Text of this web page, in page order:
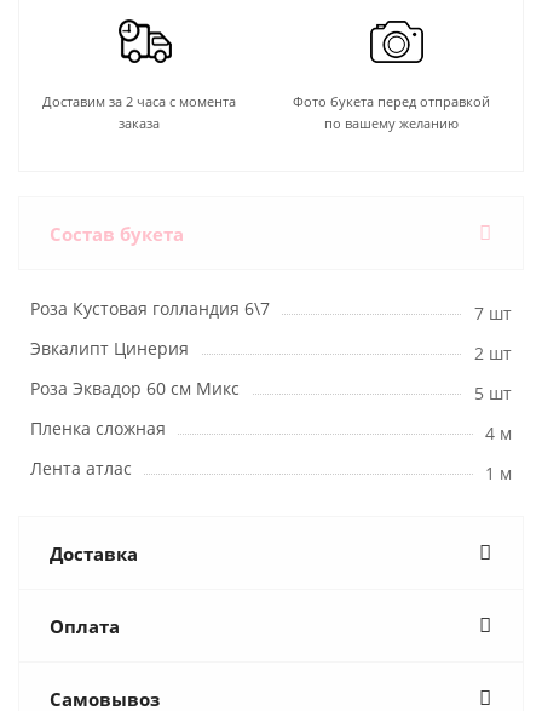
Доставим за 2 часа с момента
заказа
Фото букета перед отправкой
по вашему желанию
Состав букета
Роза Кустовая голландия 6\7
7 шт
Эвкалипт Цинерия
2 шт
Роза Эквадор 60 см Микс
5 шт
Пленка сложная
4 м
Лента атлас
1 м
Доставка
Оплата
Самовывоз